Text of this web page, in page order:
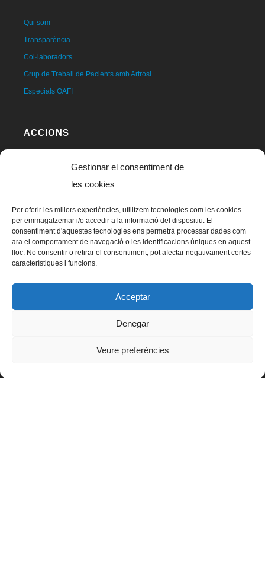
Gestionar el consentiment de
les cookies
Per oferir les millors experiències, utilitzem tecnologies com les cookies
per emmagatzemar i/o accedir a la informació del dispositiu. El
consentiment d'aquestes tecnologies ens permetrà processar dades com
ara el comportament de navegació o les identificacions úniques en aquest
lloc. No consentir o retirar el consentiment, pot afectar negativament certes
característiques i funcions.
Acceptar
Denegar
Veure preferències
Qui som
Transparència
Col·laboradors
Grup de Treball de Pacients amb Artrosi
Especials OAFI
ACCIONS
Estudis científics
Publicacions pròpies
Clínica solidària
Programes educatius
Artro 360º